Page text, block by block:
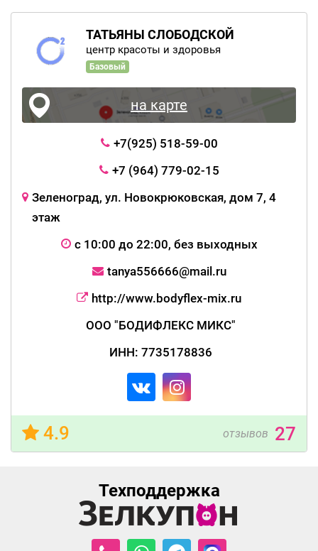
ТАТЬЯНЫ СЛОБОДСКОЙ
центр красоты и здоровья
Базовый
на карте
+7(925) 518-59-00
+7 (964) 779-02-15
Зеленоград, ул. Новокрюковская, дом 7, 4
этаж
с 10:00 до 22:00, без выходных
tanya556666@mail.ru
http://www.bodyflex-mix.ru
ООО "БОДИФЛЕКС МИКС"
ИНН: 7735178836
4.9 отзывов 27
Техподдержка